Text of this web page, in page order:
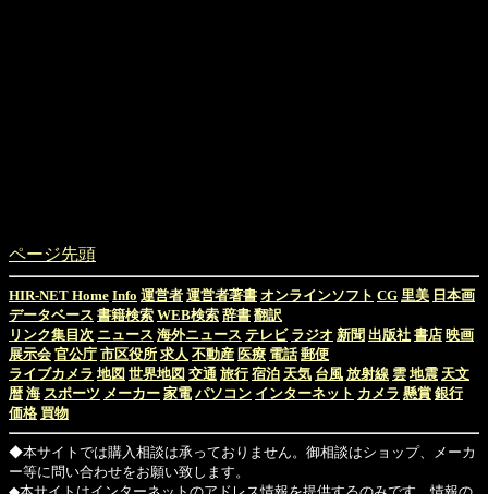
ページ先頭
HIR-NET Home Info 運営者 運営者著書 オンラインソフト CG 里美 日本画
データベース 書籍検索 WEB検索 辞書 翻訳
リンク集目次 ニュース 海外ニュース テレビ ラジオ 新聞 出版社 書店 映画
展示会 官公庁 市区役所 求人 不動産 医療 電話 郵便
ライブカメラ 地図 世界地図 交通 旅行 宿泊 天気 台風 放射線 雲 地震 天文
暦 海 スポーツ メーカー 家電 パソコン インターネット カメラ 懸賞 銀行
価格 買物
◆本サイトでは購入相談は承っておりません。御相談はショップ、メーカ
ー等に問い合わせをお願い致します。